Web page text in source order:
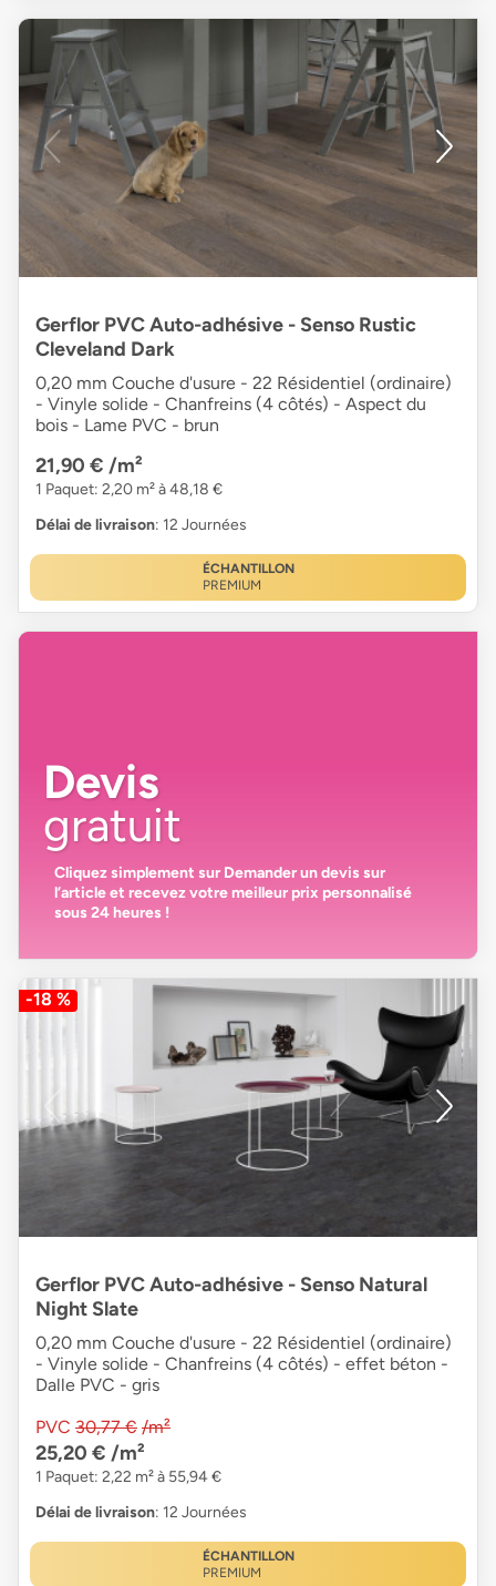
Gerflor PVC Auto-adhésive - Senso Rustic
Cleveland Dark
0,20 mm Couche d'usure - 22 Résidentiel (ordinaire)
- Vinyle solide - Chanfreins (4 côtés) - Aspect du
bois - Lame PVC - brun
21,90 € /m²
1 Paquet: 2,20 m² à 48,18 €
Délai de livraison: 12 Journées
ÉCHANTILLON
PREMIUM
Devis
gratuit
Cliquez simplement sur Demander un devissur
l’article et recevez votremeilleur prix personnalisé
sous 24 heures !
-18 %
Gerflor PVC Auto-adhésive - Senso Natural
Night Slate
0,20 mm Couche d'usure - 22 Résidentiel (ordinaire)
- Vinyle solide - Chanfreins (4 côtés) - effet béton -
Dalle PVC - gris
PVC 30,77 € /m²
25,20 € /m²
1 Paquet: 2,22 m² à 55,94 €
Délai de livraison: 12 Journées
ÉCHANTILLON
PREMIUM